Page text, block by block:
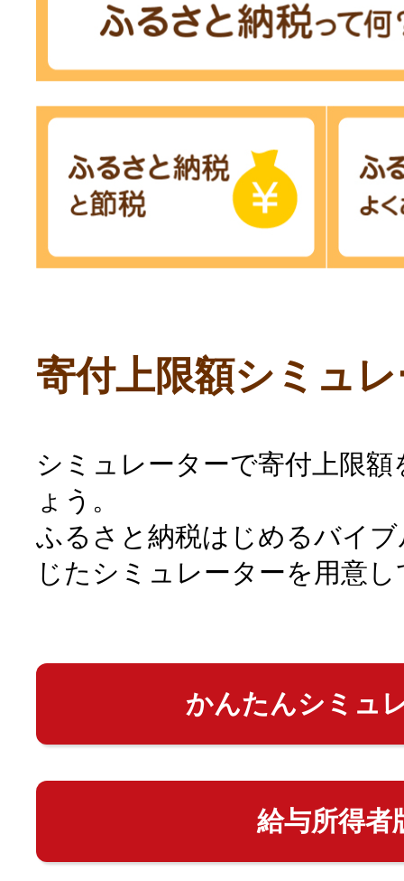
寄付上限額シミュ
シミュレーターで寄付上限
ょう。
ふるさと納税はじめるバイ
じたシミュレーターを用意
かんたんシミュ
給与所得者